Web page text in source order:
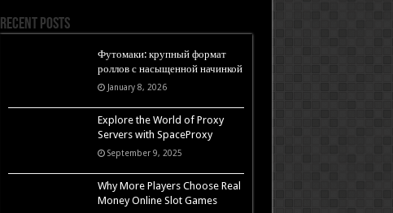
Recent Posts
Футомаки: крупный формат
роллов с насыщенной начинкой
January 8, 2026
Explore the World of Proxy
Servers with SpaceProxy
September 9, 2025
Why More Players Choose Real
Money Online Slot Games